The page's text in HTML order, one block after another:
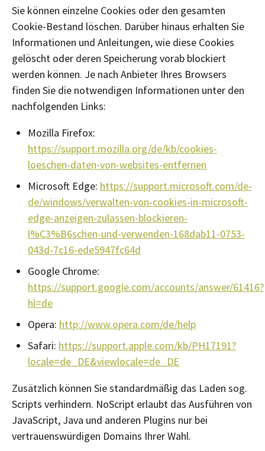
Sie können einzelne Cookies oder den gesamten
Cookie-Bestand löschen. Darüber hinaus erhalten Sie
Informationen und Anleitungen, wie diese Cookies
gelöscht oder deren Speicherung vorab blockiert
werden können. Je nach Anbieter Ihres Browsers
finden Sie die notwendigen Informationen unter den
nachfolgenden Links:
Mozilla Firefox:
https://support.mozilla.org/de/kb/cookies-
loeschen-daten-von-websites-entfernen
Microsoft Edge: https://support.microsoft.com/de-
de/windows/verwalten-von-cookies-in-microsoft-
edge-anzeigen-zulassen-blockieren-
l%C3%B6schen-und-verwenden-168dab11-0753-
043d-7c16-ede5947fc64d
Google Chrome:
https://support.google.com/accounts/answer/61416?
hl=de
Opera: http://www.opera.com/de/help
Safari: https://support.apple.com/kb/PH17191?
locale=de_DE&viewlocale=de_DE
Zusätzlich können Sie standardmäßig das Laden sog.
Scripts verhindern. NoScript erlaubt das Ausführen von
JavaScript, Java und anderen Plugins nur bei
vertrauenswürdigen Domains Ihrer Wahl.